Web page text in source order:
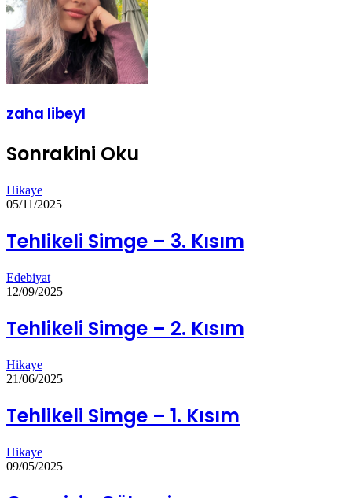
zaha libeyl
Sonrakini Oku
Hikaye
05/11/2025
Tehlikeli Simge – 3. Kısım
Edebiyat
12/09/2025
Tehlikeli Simge – 2. Kısım
Hikaye
21/06/2025
Tehlikeli Simge – 1. Kısım
Hikaye
09/05/2025